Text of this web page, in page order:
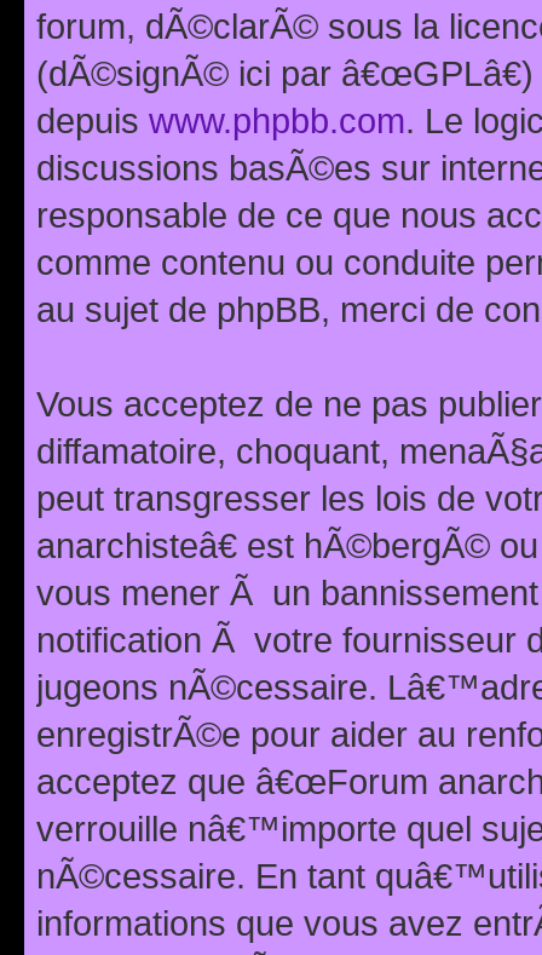
forum, dÃ©clarÃ© sous la
(dÃ©signÃ© ici par
depuis www.phpbb.com. Le
discussions basÃ©es sur
responsable de ce que nous
comme contenu ou conduite
au sujet de phpBB, merci de
Vous acceptez de ne pas
diffamatoire, choquant,
peut transgresser les lois de
anarchisteâ€ est hÃ©bergÃ©
vous mener Ã un
notification Ã votre fournisseur
jugeons nÃ©cessaire.
enregistrÃ©e pour aider au
acceptez que â€œForum
verrouille nâ€™importe quel
nÃ©cessaire. En tant
informations que vous avez